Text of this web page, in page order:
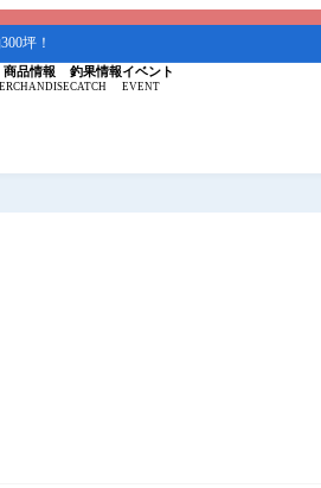
坪！
商品情報 釣果情報
CATCH
イベント
EVENT